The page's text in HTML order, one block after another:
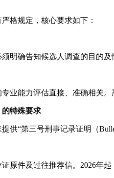
格规定，核心要求如下：
明确告知候选人调查的目的
业能力评估直接、准确相关。
的特殊要求
供“第三号刑事记录证明（
原件及过往推荐信。2026年